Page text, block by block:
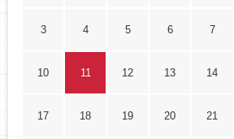
3 4 5 6 7
10 11 12 13 14
17 18 19 20 21